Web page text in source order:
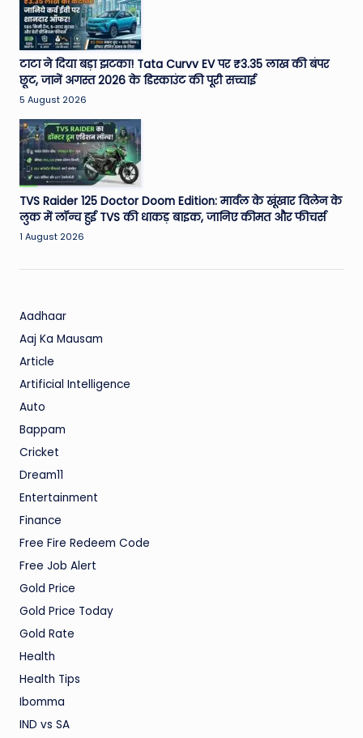
टाटा ने दिया बड़ा झटका! Tata Curvv EV पर ₹3.35 लाख की बंपर
छूट, जानें अगस्त 2026 के डिस्काउंट की पूरी सच्चाई
5 August 2026
TVS Raider 125 Doctor Doom Edition: मार्वल के खूंखार विलेन के
लुक में लॉन्च हुई TVS की धाकड़ बाइक, जानिए कीमत और फीचर्स
1 August 2026
Aadhaar
Aaj Ka Mausam
Article
Artificial Intelligence
Auto
Bappam
Cricket
Dream11
Entertainment
Finance
Free Fire Redeem Code
Free Job Alert
Gold Price
Gold Price Today
Gold Rate
Health
Health Tips
Ibomma
IND vs SA